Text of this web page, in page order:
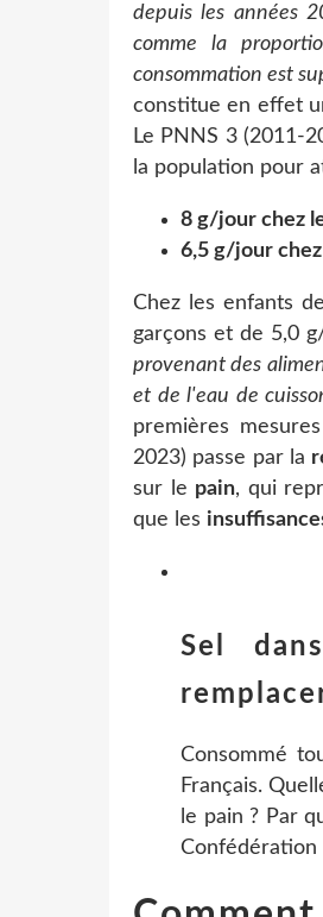
depuis les années
comme la
consommation est
constitue en effet
Le PNNS 3 (2011-
la population pour
8 g/jour chez
6,5 g/jour
Chez les enfants
garçons et de 5,0
provenant des
et de l'eau de
premières
2023) passe par la
sur le pain, qui
que les
Sel
Consommé
Français.
le pain ? Par
Confédération